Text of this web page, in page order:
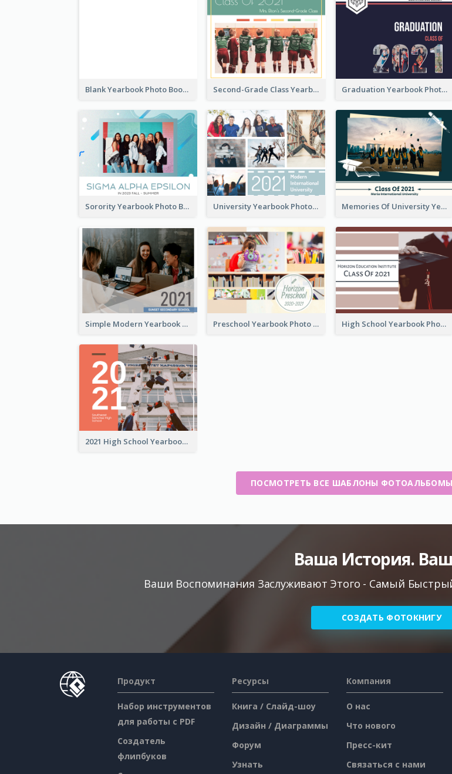
Blank Yearbook Photo Book Second-Grade Class Yearbook Photo Book Graduation Yearbook Photo Book
Sorority Yearbook Photo Book University Yearbook Photo Book Memories Of University Yearbook Photo Book
Simple Modern Yearbook Photo Book Preschool Yearbook Photo Book High School Yearbook Photo Book
2021 High School Yearbook Photo Book
ПОСМОТРЕТЬ ВСЕ ШАБЛОНЫ
Ваша История.
Ваши Воспоминания Заслуживают Этого - Самый
СОЗДАТЬ ФОТОКНИГУ
Продукт
Набор инструментов
для работы с PDF
Создатель
флипбуков
Ресурсы
Книга / Слайд-шоу
Дизайн / Диаграммы
Форум
Узнать
Компания
О нас
Что нового
Пресс-кит
Связаться с нами